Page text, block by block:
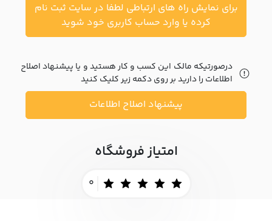
متداول
خواست
برای نمایش راه های ارتباطی لطفا در سایت ثبت نام
کرده یا وارد حساب کاربری خود شوید
درصورتیکه مالک این کسب و کار هستید و یا پیشنهاد اصلاح
اطلاعات را دارید بر روی دکمه زیر کلیک کنید
پیشنهاد اصلاح اطلاعات
امتیاز فروشگاه
0